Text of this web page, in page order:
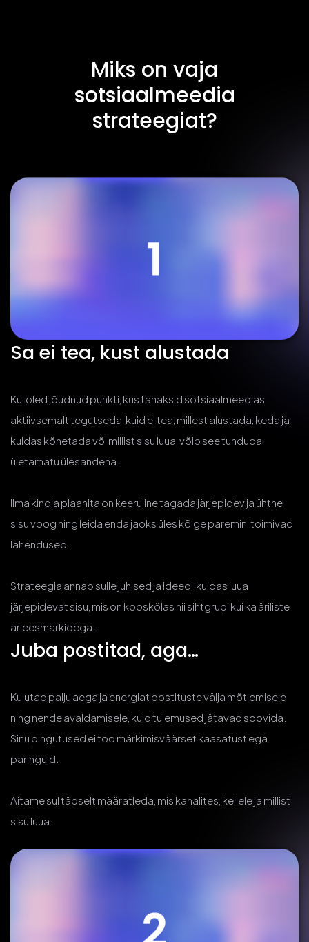
Miks on vaja
sotsiaalmeedia
strateegiat?
Sa ei tea, kust alustada
Kui oled jõudnud punkti, kus tahaksid sotsiaalmeedias
aktiivsemalt tegutseda, kuid ei tea, millest alustada, keda ja
kuidas kõnetada või millist sisu luua, võib see tunduda
ületamatu ülesandena.
Ilma kindla plaanita on keeruline tagada järjepidev ja ühtne
sisu voog ning leida enda jaoks üles kõige paremini toimivad
lahendused.
Strateegia annab sulle juhised ja ideed, kuidas luua
järjepidevat sisu, mis on kooskõlas nii sihtgrupi kui ka äriliste
ärieesmärkidega.
Juba postitad, aga…
Kulutad palju aega ja energiat postituste välja mõtlemisele
ning nende avaldamisele, kuid tulemused jätavad soovida.
Sinu pingutused ei too märkimisväärset kaasatust ega
päringuid.
Aitame sul täpselt määratleda, mis kanalites, kellele ja millist
sisu luua.